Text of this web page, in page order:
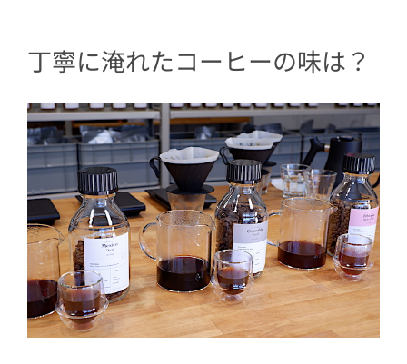
丁寧に淹れたコーヒーの味は？